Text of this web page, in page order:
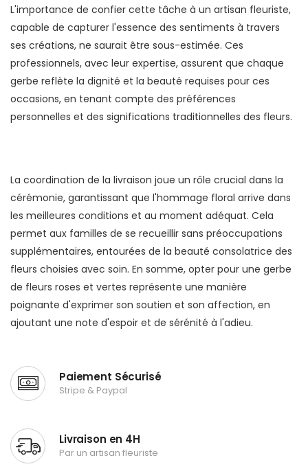
L'importance de confier cette tâche à un artisan fleuriste,
capable de capturer l'essence des sentiments à travers
ses créations, ne saurait être sous-estimée. Ces
professionnels, avec leur expertise, assurent que chaque
gerbe reflète la dignité et la beauté requises pour ces
occasions, en tenant compte des préférences
personnelles et des significations traditionnelles des fleurs.
La coordination de la livraison joue un rôle crucial dans la
cérémonie, garantissant que l'hommage floral arrive dans
les meilleures conditions et au moment adéquat. Cela
permet aux familles de se recueillir sans préoccupations
supplémentaires, entourées de la beauté consolatrice des
fleurs choisies avec soin. En somme, opter pour une gerbe
de fleurs roses et vertes représente une manière
poignante d'exprimer son soutien et son affection, en
ajoutant une note d'espoir et de sérénité à l'adieu.
Paiement Sécurisé
Stripe & Paypal
Livraison en 4H
Par un artisan fleuriste